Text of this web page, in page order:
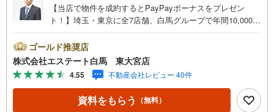
【当店で物件を成約するとPayPayボーナスをプレゼン
ト！】埼玉・東京に全7店舗、白馬グループで年間10,000人
築・リフォーム・資金計画のプロが、より良いご提案をい
たします。～人気のリモート見学・リモート相談サービス
～・小さいお子様や家事で外出できない、天気が悪く外出
したくない時・LINEやZOOMなど無料のアプリですぐにご
利用いただけます・リモート見学はスタッフがご興味ある
物件の現地から映像をお届けします・写真では伝わりにく
ゴールド推奨店
株式会社エステート白馬 東大宮店
4.55 不動産会社レビュー 40件
資料をもらう （無料）